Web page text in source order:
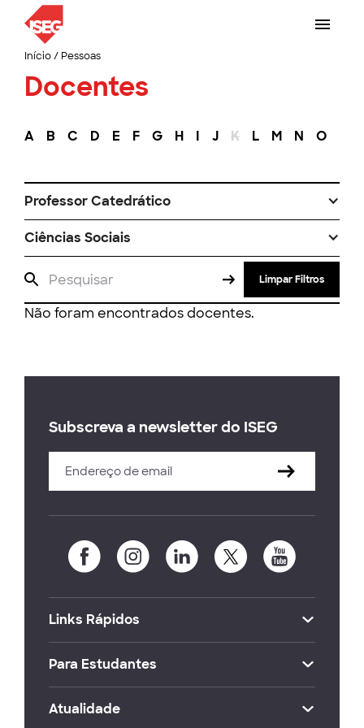
Início/ Pessoas
Docentes
A B C D E F G H I J K L M N O
Professor Catedrático
Ciências Sociais
Limpar Filtros
Não foram encontrados docentes.
Subscreva a newsletter do ISEG
Links Rápidos
Para Estudantes
Atualidade